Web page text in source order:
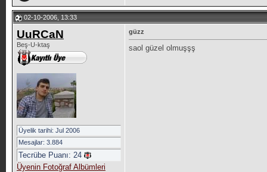
02-10-2006, 13:33
UuRCaN
Beş-U-ktaş
Üyelik tarihi: Jul 2006
Mesajlar: 3.884
Tecrübe Puanı: 24
Üyenin Fotoğraf Albümleri
güzz
saol güzel olmuşşş